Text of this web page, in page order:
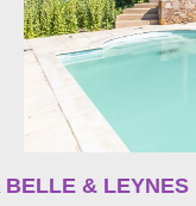
BELLE & LEYNES